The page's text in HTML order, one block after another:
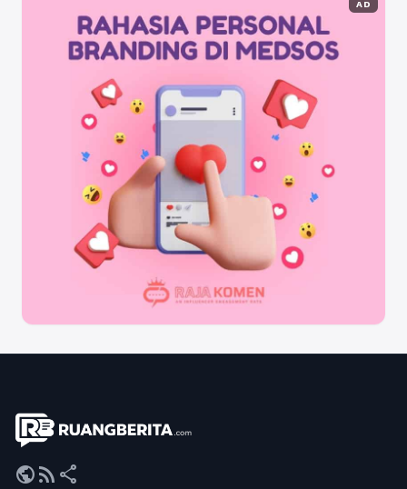
AD
publicrss_feed share